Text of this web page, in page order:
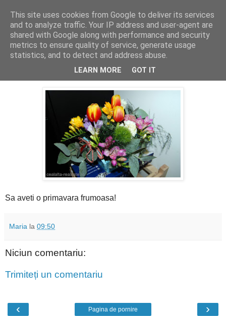
Cealalta realitate
marți, martie 01, 2016
Sa aveti o primavara frumoasa!
Maria la 09:50
Niciun comentariu:
Trimiteți un comentariu
‹ ›
Pagina de pornire
This site uses cookies from Google to deliver its services
and to analyze traffic. Your IP address and user-agent are
shared with Google along with performance and security
metrics to ensure quality of service, generate usage
statistics, and to detect and address abuse.
LEARN MORE GOT IT